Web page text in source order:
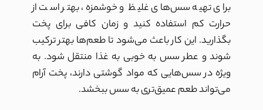
برای تهیه سس‌های غلیظ و خوشمزه، بهتر است از
حرارت کم استفاده کنید و زمان کافی برای پخت
بگذارید. این کار باعث می‌شود تا طعم‌ها بهتر ترکیب
شوند و عطر سس به خوبی به غذا منتقل شود. به
ویژه در سس‌هایی که مواد گوشتی دارند، پخت آرام
می‌تواند طعم عمیق‌تری به سس ببخشد.